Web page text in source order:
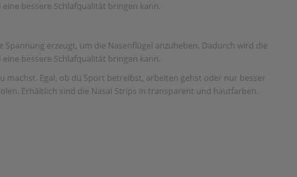
bessere Schlafqualität bringen kann.
erzeugt, um die Nasenflügel anzuheben. Dadurch wird die
bessere Schlafqualität bringen kann.
machst. Egal, ob du Sport betreibst, arbeiten gehst oder nur besser
Erhältlich sind die Nasal Strips in transparent und hautfarben.